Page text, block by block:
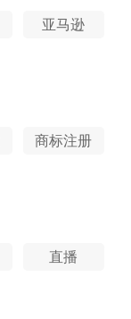
亚马逊
商标注册
直播